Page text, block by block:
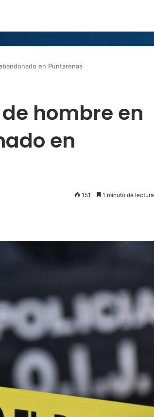
en Puntarenas
hombre en
en
151 1 minuto de lectura